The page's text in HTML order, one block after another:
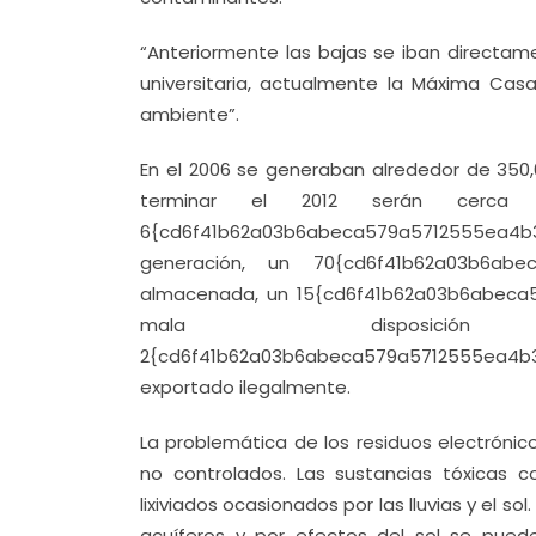
“Anteriormente las bajas se iban
universitaria, actualmente la Máxima
ambiente”.
En el 2006 se generaban alrededor de
terminar el 2012 serán cerca
generación, un
almacenada, un
mala
exportado ilegalmente.
La problemática de los residuos
no controlados. Las sustancias tóxicas
lixiviados ocasionados por las lluvias y el